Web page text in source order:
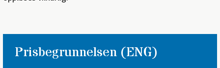
Prisbegrunnelsen (ENG)